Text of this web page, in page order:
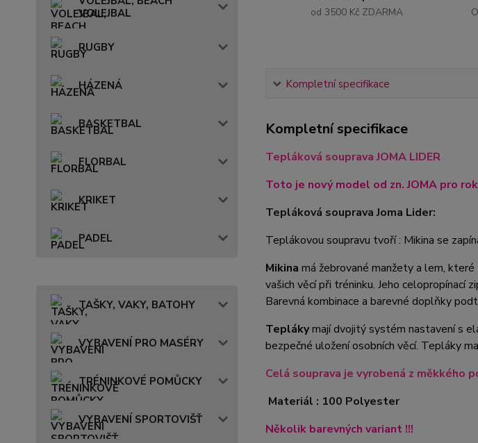
VOLEJBAL
RUGBY
HÁZENÁ
BASKETBAL
FLORBAL
KRIKET
PADEL
TAŠKY, VAKY, BATOHY
VYBAVENÍ PRO MASÉRY
TRÉNINKOVÉ POMŮCKY
VYBAVENÍ SPORTOVIŠŤ
od 3500 Kč ZDARMA
Kompletní specifikace
Kompletní specifikace
Tepláková souprava JOMA LIDER
Toto je nový model od zn. JOMA pro
Tepláková souprava Joma Lider:
Teplákovou soupravu tvoří : Mikina se
Mikina má žebrované manžety a lem,
vašich věcí při tréninku. Jeho celopropínací
Barevná kombinace a barevné doplňky
Teplákymají dvojitý systém nastavení s
bezpečné uložení osobních věcí. Tepláky
Celá souprava je vyrobená z
Materiál : 100 Polyester
Několik barevných variant !!!